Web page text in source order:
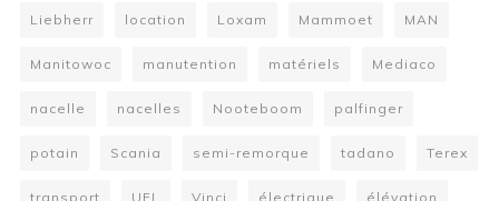
Liebherr location Loxam Mammoet MAN
Manitowoc manutention matériels Mediaco
nacelle nacelles Nooteboom palfinger
potain Scania semi-remorque tadano Terex
transport UFL Vinci électrique élévation